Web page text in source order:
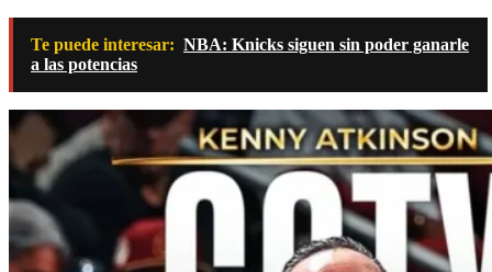
Te puede interesar: NBA: Knicks siguen sin poder ganarle
a las potencias